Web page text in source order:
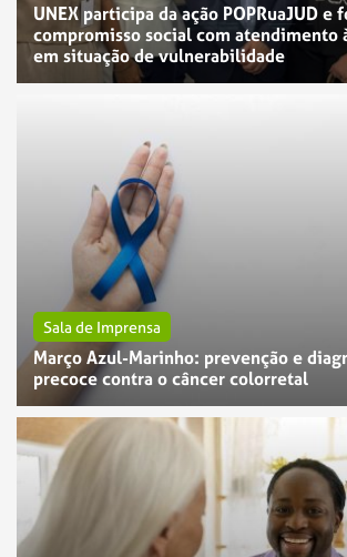
UNEX participa da ação POPRuaJUD e
compromisso social com atendimento
em situação de vulnerabilidade
Sala de Imprensa
Março Azul-Marinho: prevenção e
precoce contra o câncer colorretal